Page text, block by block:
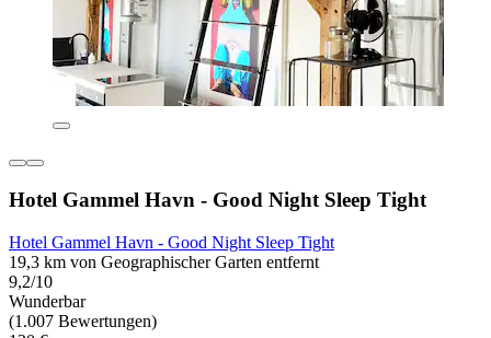
Hotel Gammel Havn - Good Night Sleep Tight
Hotel Gammel Havn - Good Night Sleep Tight
19,3 km von Geographischer Garten entfernt
9,2/10
Wunderbar
(1.007 Bewertungen)